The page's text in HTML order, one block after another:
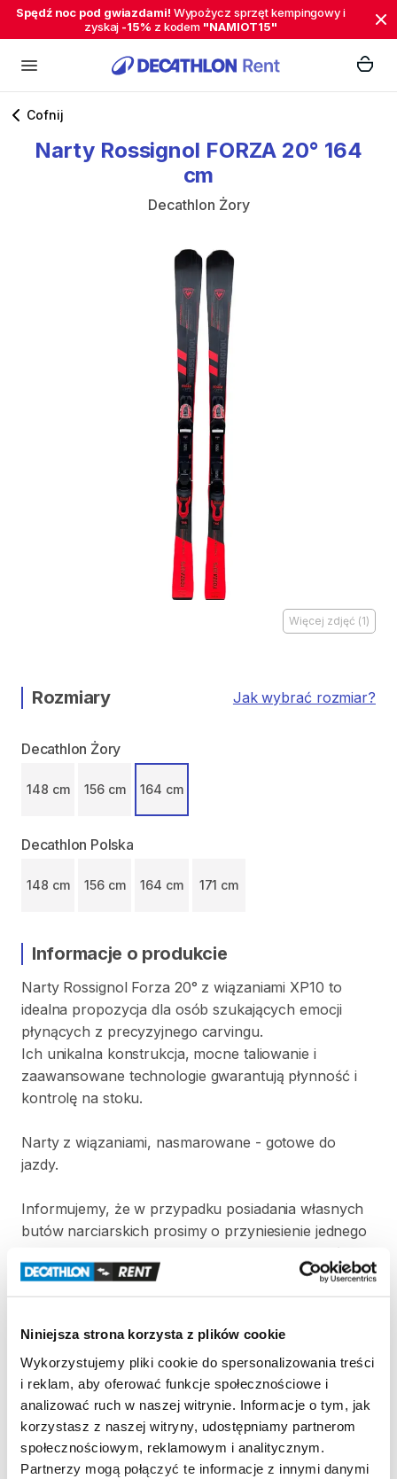
Niniejsza strona korzysta z plików cookie
Wykorzystujemy pliki cookie do spersonalizowania treści
i reklam, aby oferować funkcje społecznościowe i
analizować ruch w naszej witrynie. Informacje o tym, jak
korzystasz z naszej witryny, udostępniamy partnerom
społecznościowym, reklamowym i analitycznym.
Partnerzy mogą połączyć te informacje z innymi danymi
Spędź noc pod gwiazdami! Wypożycz sprzęt kempingowy i
zyskaj -15% z kodem "NAMIOT15"
Cofnij
Narty Rossignol FORZA 20° 164
cm
Decathlon Żory
Więcej zdjęć (1)
Rozmiary Jak wybrać rozmiar?
Decathlon Żory
148 cm 156 cm 164 cm
Decathlon Polska
148 cm 156 cm 164 cm 171 cm
Informacje o produkcie
Narty Rossignol Forza 20° z wiązaniami XP10 to
idealna propozycja dla osób szukających emocji
płynących z precyzyjnego carvingu.
Ich unikalna konstrukcja​,​ mocne taliowanie i
zaawansowane technologie gwarantują płynność i
kontrolę na stoku.
Narty z wiązaniami​​​​​​,​ nasmarowane - gotowe do
jazdy.
Informujemy​,​ że w przypadku posiadania własnych
butów narciarskich prosimy o przyniesienie jednego
dokonać
ustawienia wiązań oraz
celu
przyspieszenia regulacji wiązań prosimy o
użytkowniku: wzrost​,​ wiek ​,​ waga oraz poziom
umiejętności w skali 1–3.
Jeżeli klient nie dostarczy swojego buta
narciarskiego przy odbiorze nart​,​ regulację wiązań
wykonuje we własnym zakresie.